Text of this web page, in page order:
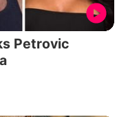
Petrovic